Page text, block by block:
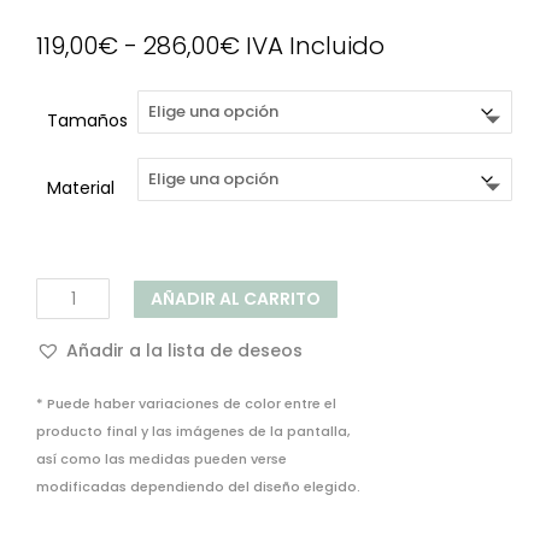
119,00€ - 286,00€Rango
precios:
desde
119,00€
hasta
286,00€
IVA Incluido
Tamaños
Material
Mural
Decorativo
Praça
Comercio
cantidad
AÑADIR AL CARRITO
Añadir a la lista de deseos
* Puede haber variaciones de color entre el
producto final y las imágenes de la pantalla,
así como las medidas pueden verse
modificadas dependiendo del diseño elegido.